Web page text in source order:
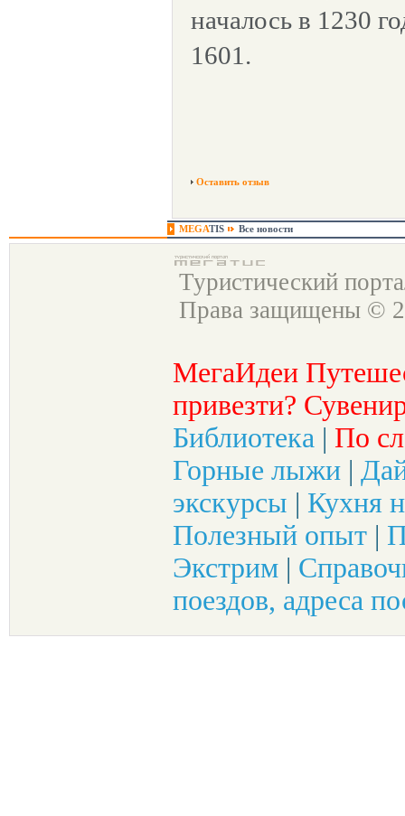
началось в 1230
1601.
Оставить отзыв
MEGATIS Все новости
Туристический
Права защищены ©
МегаИдеи
привезти?
Библиотека | По
Горные лыжи |
экскурсы | Кухня
Полезный опыт |
Экстрим |
поездов, адреса